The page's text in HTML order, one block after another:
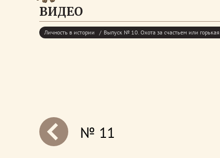
ВИДЕО
Личность в истории Выпуск № 10. Охота за счастьем или
№ 11